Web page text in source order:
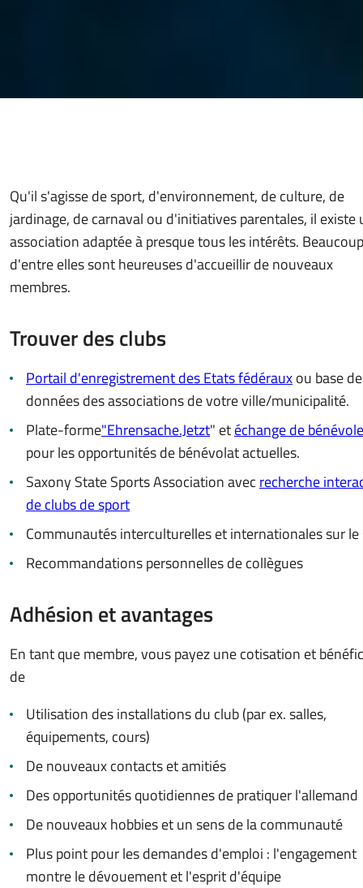
Qu'il s'agisse de sport, d'environnement, de culture, de
jardinage, de carnaval ou d'initiatives parentales, il existe
association adaptée à presque tous les intérêts. Beaucoup
d'entre elles sont heureuses d'accueillir de nouveaux
membres.
Trouver des clubs
Portail d'enregistrement des Etats fédérauxou base de
données des associations de votre ville/municipalité.
Plate-forme"Ehrensache.Jetzt" etéchange de
pour les opportunités de bénévolat actuelles.
Saxony State Sports Association avec recherche
de clubs de sport
Communautés interculturelles et internationales sur le
Recommandations personnelles de collègues
Adhésion et avantages
En tant que membre, vous payez une cotisation et
de
Utilisation des installations du club (par ex. salles,
équipements, cours)
De nouveaux contacts et amitiés
Des opportunités quotidiennes de pratiquer l'allemand
De nouveaux hobbies et un sens de la communauté
Plus point pour les demandes d'emploi : l'engagement
montre le dévouement et l'esprit d'équipe